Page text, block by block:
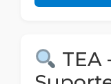
TEA